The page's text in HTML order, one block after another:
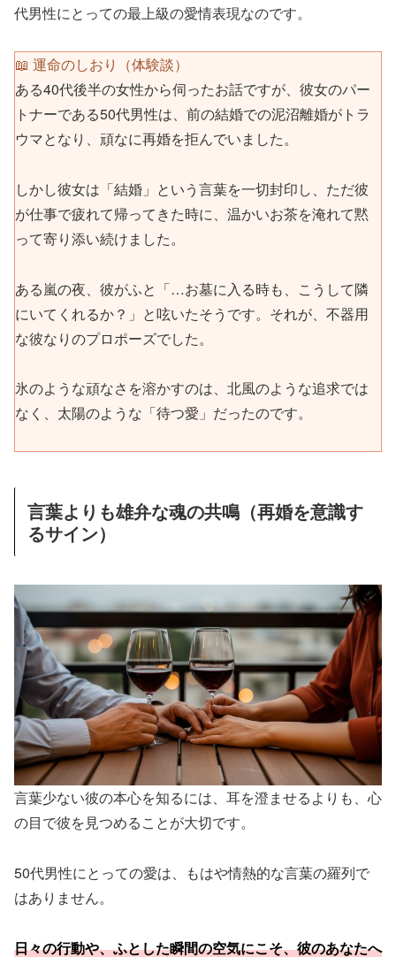
代男性にとっての最上級の愛情表現なのです。
📖 運命のしおり（体験談）
ある40代後半の女性から伺ったお話ですが、彼女のパー
トナーである50代男性は、前の結婚での泥沼離婚がトラ
ウマとなり、頑なに再婚を拒んでいました。
しかし彼女は「結婚」という言葉を一切封印し、ただ彼
が仕事で疲れて帰ってきた時に、温かいお茶を淹れて黙
って寄り添い続けました。
ある嵐の夜、彼がふと「…お墓に入る時も、こうして隣
にいてくれるか？」と呟いたそうです。それが、不器用
な彼なりのプロポーズでした。
氷のような頑なさを溶かすのは、北風のような追求では
なく、太陽のような「待つ愛」だったのです。
言葉よりも雄弁な魂の共鳴（再婚を意識す
るサイン）
言葉少ない彼の本心を知るには、耳を澄ませるよりも、心
の目で彼を見つめることが大切です。
50代男性にとっての愛は、もはや情熱的な言葉の羅列で
はありません。
日々の行動や、ふとした瞬間の空気にこそ、彼のあなたへ